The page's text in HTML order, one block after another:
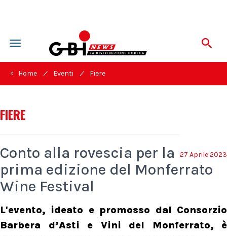
Toggle
navigation
< Home / Eventi / Fiere
FIERE
27 Aprile 2023
Conto alla rovescia per la
prima edizione del Monferrato
Wine Festival
L'evento, ideato e promosso dal Consorzio
Barbera d’Asti e Vini del Monferrato, è